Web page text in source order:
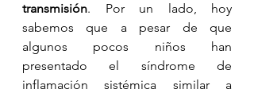
transmisión. Por un lado, hoy
sabemos que a pesar de que
algunos pocos niños han
presentado el síndrome de
inflamación sistémica similar a